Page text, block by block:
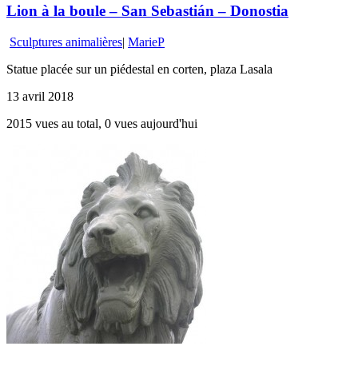
Lion à la boule – San Sebastián – Donostia
Sculptures animalières| MarieP
Statue placée sur un piédestal en corten, plaza Lasala
13 avril 2018
2015 vues au total, 0 vues aujourd'hui